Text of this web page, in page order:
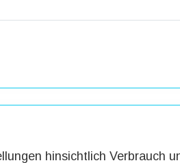
hinsichtlich Verbrauch